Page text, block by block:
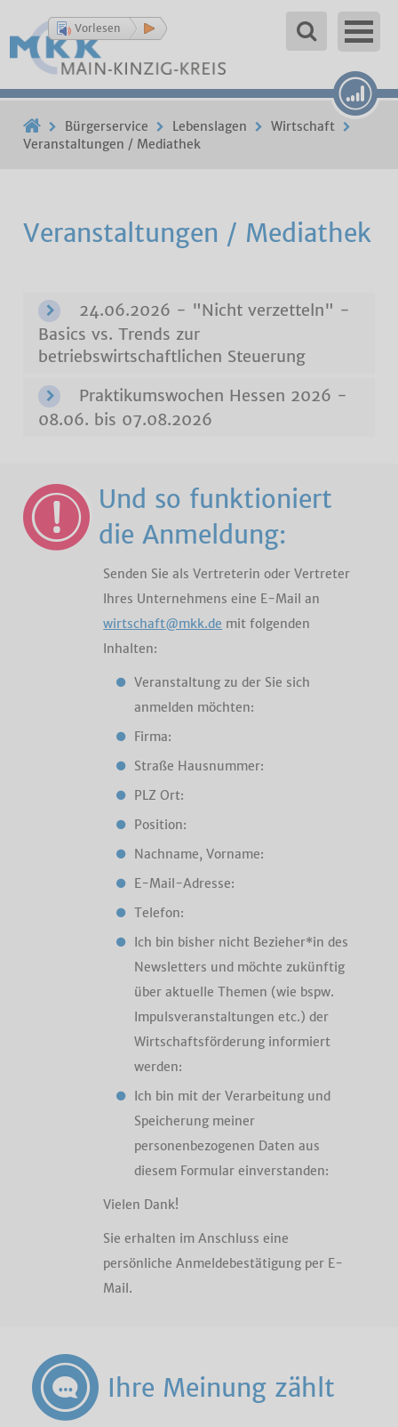
Vorlesen
Bürgerservice Lebenslagen
Wirtschaft
Veranstaltungen / Mediathek
Veranstaltungen / Mediathek
24.06.2026 - "Nicht verzetteln" -
Basics vs. Trends zur
betriebswirtschaftlichen Steuerung
Praktikumswochen Hessen 2026 -
08.06. bis 07.08.2026
Und so funktioniert
die Anmeldung:
Senden Sie als Vertreterin oder Vertreter
Ihres Unternehmens eine E-Mail an
wirtschaft@mkk.de mit folgenden
Inhalten:
Veranstaltung zu der Sie sich
anmelden möchten:
Firma:
Straße Hausnummer:
PLZ Ort:
Position:
Nachname, Vorname:
E-Mail-Adresse:
Telefon:
Ich bin bisher nicht Bezieher*in des
Newsletters und möchte zukünftig
über aktuelle Themen (wie bspw.
Impulsveranstaltungen etc.) der
Wirtschaftsförderung informiert
werden:
Ich bin mit der Verarbeitung und
Speicherung meiner
personenbezogenen Daten aus
diesem Formular einverstanden:
Vielen Dank!
Sie erhalten im Anschluss eine
persönliche Anmeldebestätigung per E-
Mail.
Ihre Meinung zählt